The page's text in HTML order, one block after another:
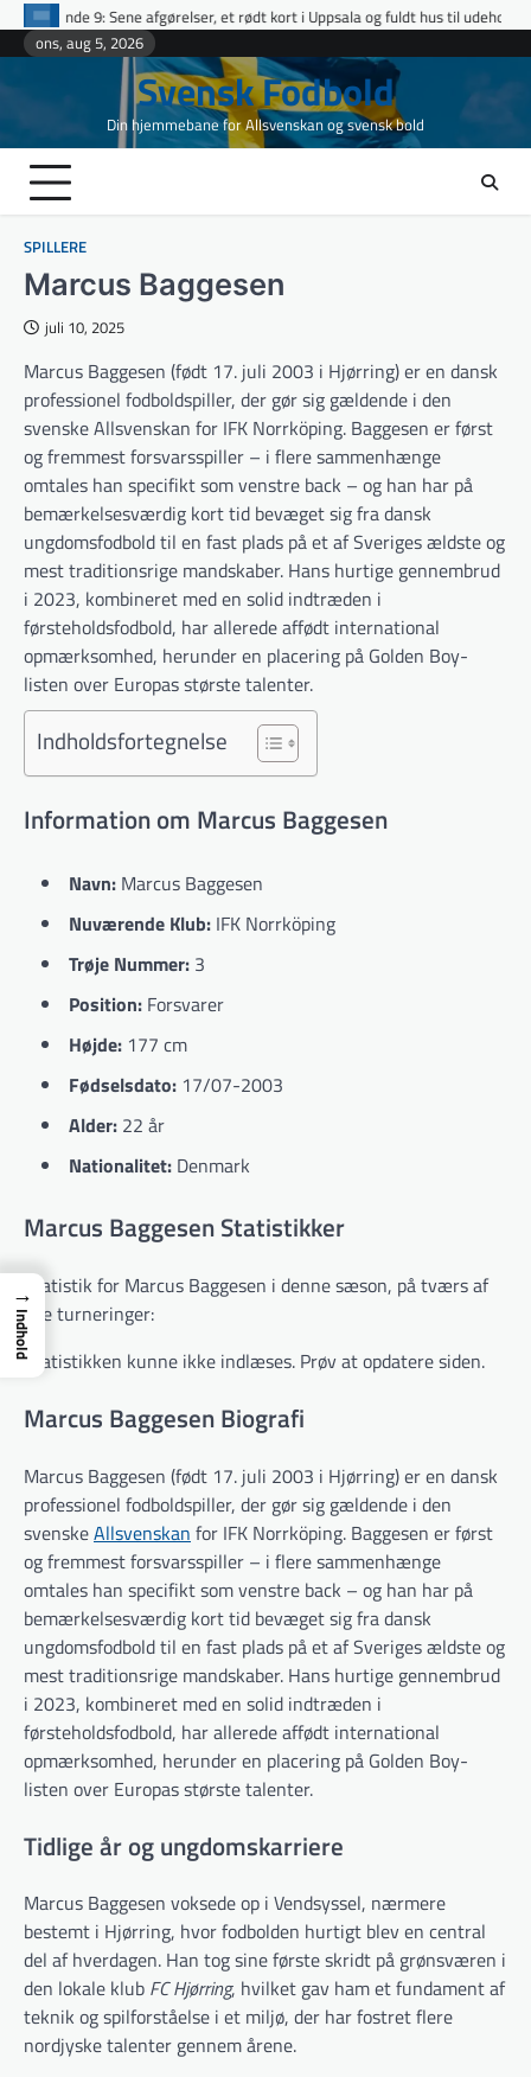
Skip
afgørelser, et rødt kort i Uppsala og fuldt hus til udeholdene i topopgør
ons, aug 5, 2026
Svensk Fodbold
Din hjemmebane for Allsvenskan og svensk bold
SPILLERE
Marcus Baggesen
juli 10, 2025
Marcus Baggesen (født 17. juli 2003 i Hjørring) er en dansk
professionel fodboldspiller, der gør sig gældende i den
svenske Allsvenskan for IFK Norrköping. Baggesen er først
og fremmest forsvarsspiller – i flere sammenhænge
omtales han specifikt som venstre back – og han har på
bemærkelsesværdig kort tid bevæget sig fra dansk
ungdomsfodbold til en fast plads på et af Sveriges ældste og
mest traditionsrige mandskaber. Hans hurtige gennembrud
i 2023, kombineret med en solid indtræden i
førsteholdsfodbold, har allerede affødt international
opmærksomhed, herunder en placering på Golden Boy-
listen over Europas største talenter.
Indholdsfortegnelse
Information om Marcus Baggesen
Navn: Marcus Baggesen
Nuværende Klub: IFK Norrköping
Trøje Nummer: 3
Position: Forsvarer
Højde: 177 cm
Fødselsdato: 17/07-2003
Alder: 22 år
Nationalitet: Denmark
Marcus Baggesen Statistikker
Statistik for Marcus Baggesen i denne sæson, på tværs af
alle turneringer:
Statistikken kunne ikke indlæses. Prøv at opdatere siden.
Marcus Baggesen Biografi
Marcus Baggesen (født 17. juli 2003 i Hjørring) er en dansk
professionel fodboldspiller, der gør sig gældende i den
svenskeAllsvenskan for IFK Norrköping. Baggesen er først
og fremmest forsvarsspiller – i flere sammenhænge
omtales han specifikt som venstre back – og han har på
bemærkelsesværdig kort tid bevæget sig fra dansk
ungdomsfodbold til en fast plads på et af Sveriges ældste og
mest traditionsrige mandskaber. Hans hurtige gennembrud
i 2023, kombineret med en solid indtræden i
førsteholdsfodbold, har allerede affødt international
opmærksomhed, herunder en placering på Golden Boy-
listen over Europas største talenter.
Tidlige år og ungdomskarriere
Marcus Baggesen voksede op i Vendsyssel, nærmere
bestemt i Hjørring, hvor fodbolden hurtigt blev en central
del af hverdagen. Han tog sine første skridt på grønsværen i
den lokale klub FC Hjørring, hvilket gav ham et fundament af
teknik og spilforståelse i et miljø, der har fostret flere
nordjyske talenter gennem årene.
→
Indhold